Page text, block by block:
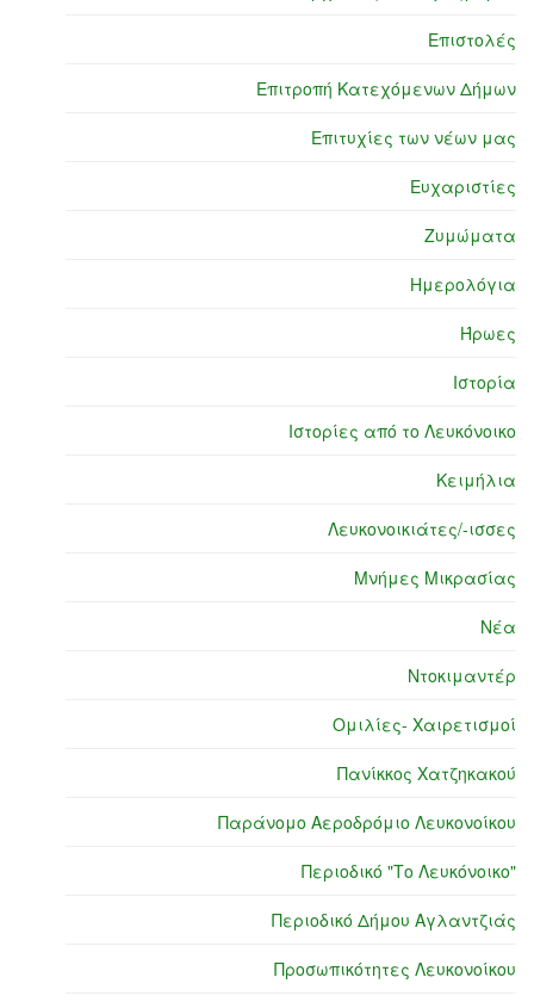
Επιστολές
Επιτροπή Κατεχόμενων Δήμων
Επιτυχίες των νέων μας
Ευχαριστίες
Ζυμώματα
Ημερολόγια
Ήρωες
Ιστορία
Ιστορίες από το Λευκόνοικο
Κειμήλια
Λευκονοικιάτες/-ισσες
Μνήμες Μικρασίας
Νέα
Ντοκιμαντέρ
Ομιλίες- Χαιρετισμοί
Πανίκκος Χατζηκακού
Παράνομο Αεροδρόμιο Λευκονοίκου
Περιοδικό "Το Λευκόνοικο"
Περιοδικό Δήμου Αγλαντζιάς
Προσωπικότητες Λευκονοίκου